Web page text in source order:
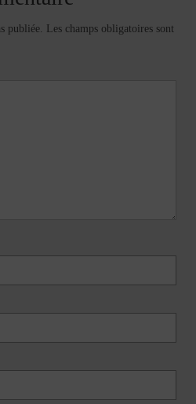
publiée.
Les champs obligatoires sont